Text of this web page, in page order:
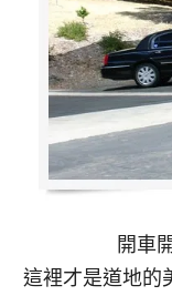
開車
這裡才是道地的